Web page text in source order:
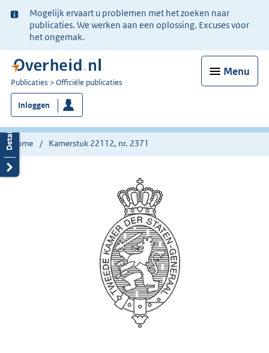
Ter
informatie:
Mogelijk ervaart u problemen met het zoeken naar
publicaties. We werken aan een oplossing. Excuses voor
het ongemak.
Menu
U
bent
nu
hier:
Publicaties Officiële publicaties
Inloggen
Home Kamerstuk 22112, nr. 2371